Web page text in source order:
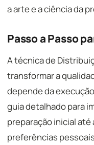
a arte e a ciência da
Passo a Passo
A técnica de
transformar a
depende da
guia detalhado para
preparação inicial até
preferências